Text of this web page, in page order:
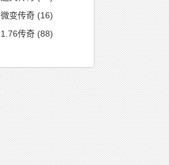
微变传奇 (16)
1.76传奇 (88)